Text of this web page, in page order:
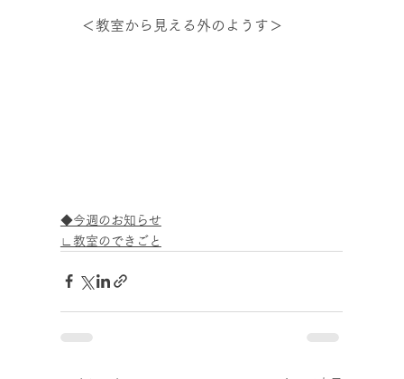
＜教室から見える外のようす＞
◆今週のお知らせ
∟教室のできごと